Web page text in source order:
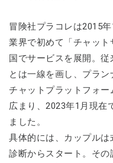
冒険社プラコレは2015
業界で初めて「チャッ
国でサービスを展開。
とは一線を画し、プラ
チャットプラットフォー
広まり、2023年1月現在
ました。
具体的には、カップル
診断からスタート。そ